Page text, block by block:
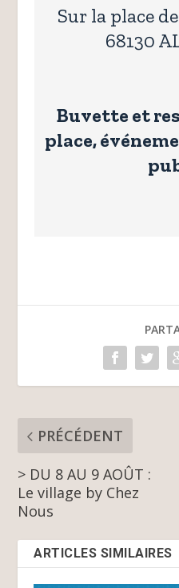
Sur la place
68130
Buvette et
place,
PRÉCÉDENT
> DU 8 AU 9 AOÛT :
Le village by Chez
Nous
ARTICLES SIMILAIRES